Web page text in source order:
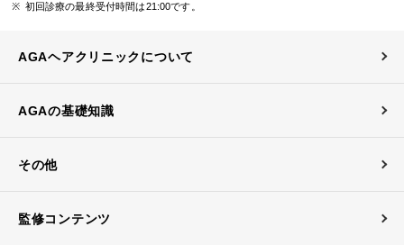
初回診療の最終受付時間は21:00です。
AGAヘアクリニックについて
AGAの基礎知識
その他
監修コンテンツ